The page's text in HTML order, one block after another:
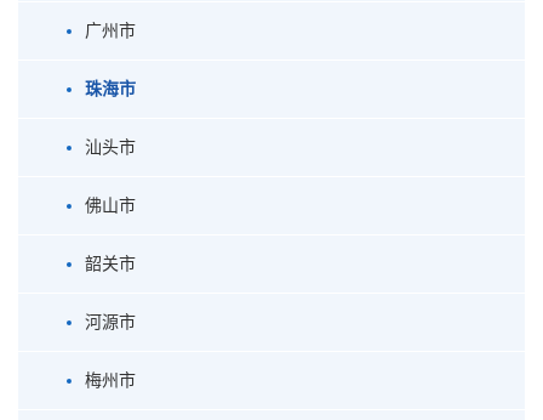
广州市
珠海市
汕头市
佛山市
韶关市
河源市
梅州市